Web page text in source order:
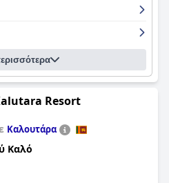
Resort
Καλουτάρα
Καλό